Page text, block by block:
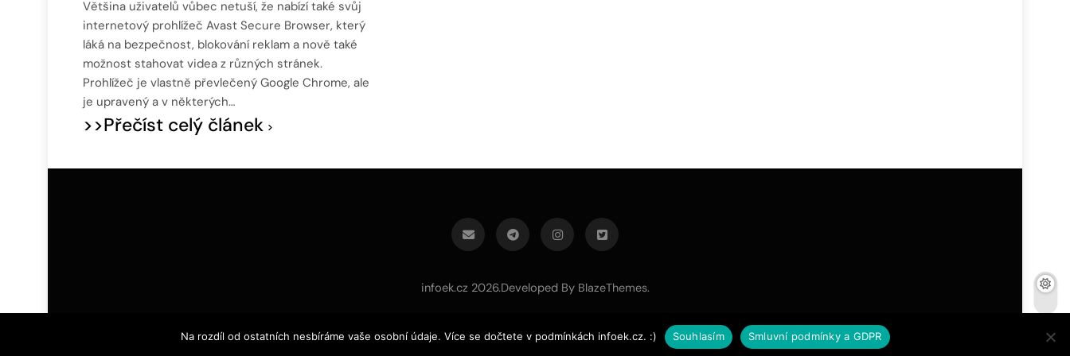
Většina uživatelů vůbec netuší, že nabízí také svůj
internetový prohlížeč Avast Secure Browser, který
láká na bezpečnost, blokování reklam a nově také
možnost stahovat videa z různých stránek.
Prohlížeč je vlastně převlečený Google Chrome, ale
je upravený a v některých…
>>Přečíst celý článek
infoek.cz 2026.Developed By BlazeThemes.
Na rozdíl od ostatních nesbíráme vaše osobní údaje. Více se dočtete v podmínkách infoek.cz. :) Souhlasím Smluvní podmínky a GDPR